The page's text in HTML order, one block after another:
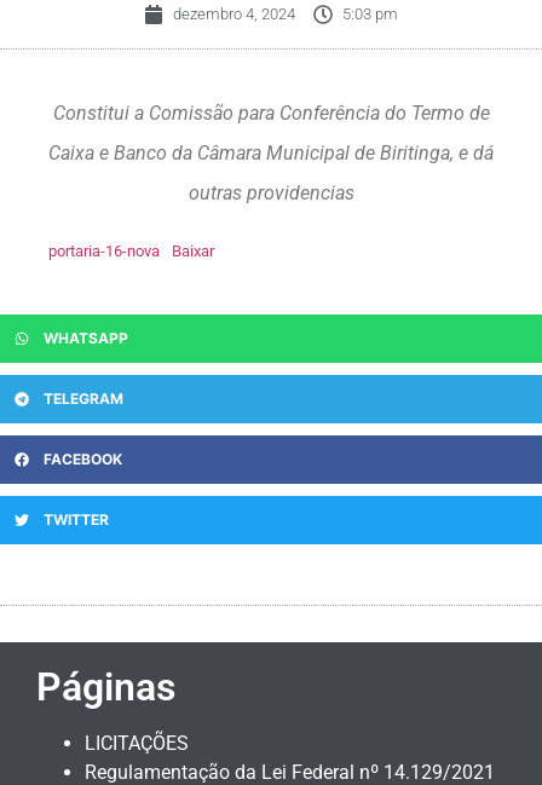
dezembro 4, 2024 5:03 pm
Constitui a Comissão para Conferência do Termo de
Caixa e Banco da Câmara Municipal de Biritinga, e dá
outras providencias
portaria-16-nova Baixar
WHATSAPP
TELEGRAM
FACEBOOK
TWITTER
Páginas
LICITAÇÕES
Regulamentação da Lei Federal nº 14.129/2021